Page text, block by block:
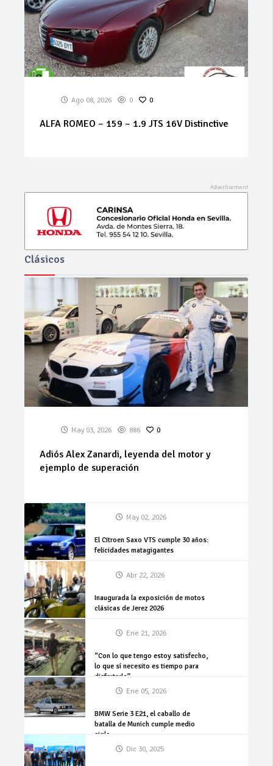
Ago 07, 2026 0 0
MERCEDES Sprinter 314 cdi
Clásicos
May 03, 2026 886 0
Adiós Alex Zanardi, leyenda del motor y
ejemplo de superación
May 02, 2026
El Citroen Saxo VTS cumple 30 años:
felicidades matagigantes
Abr 22, 2026
Inaugurada la exposición de motos
clásicas de Jerez 2026
Ene 21, 2026
“Con lo que tengo estoy satisfecho,
lo que sí necesito es tiempo para
disfrutarlo”
Ene 05, 2026
BMW Serie 3 E21, el caballo de
batalla de Munich cumple medio
siglo
Dic 30, 2025